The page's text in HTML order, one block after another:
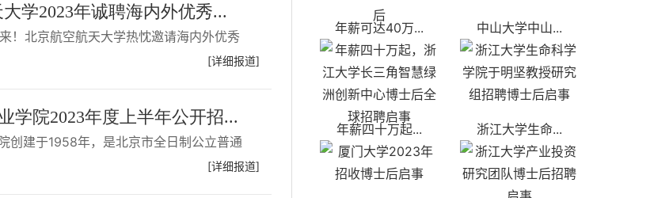
学2023年诚聘海内外优秀...
！北京航空航天大学热忱邀请海内外优秀
[详细报道]
学院2023年度上半年公开招...
创建于1958年，是北京市全日制公立普通
[详细报道]
年薪可达40万... 中山大学中山...
年薪四十万起... 浙江大学生命...